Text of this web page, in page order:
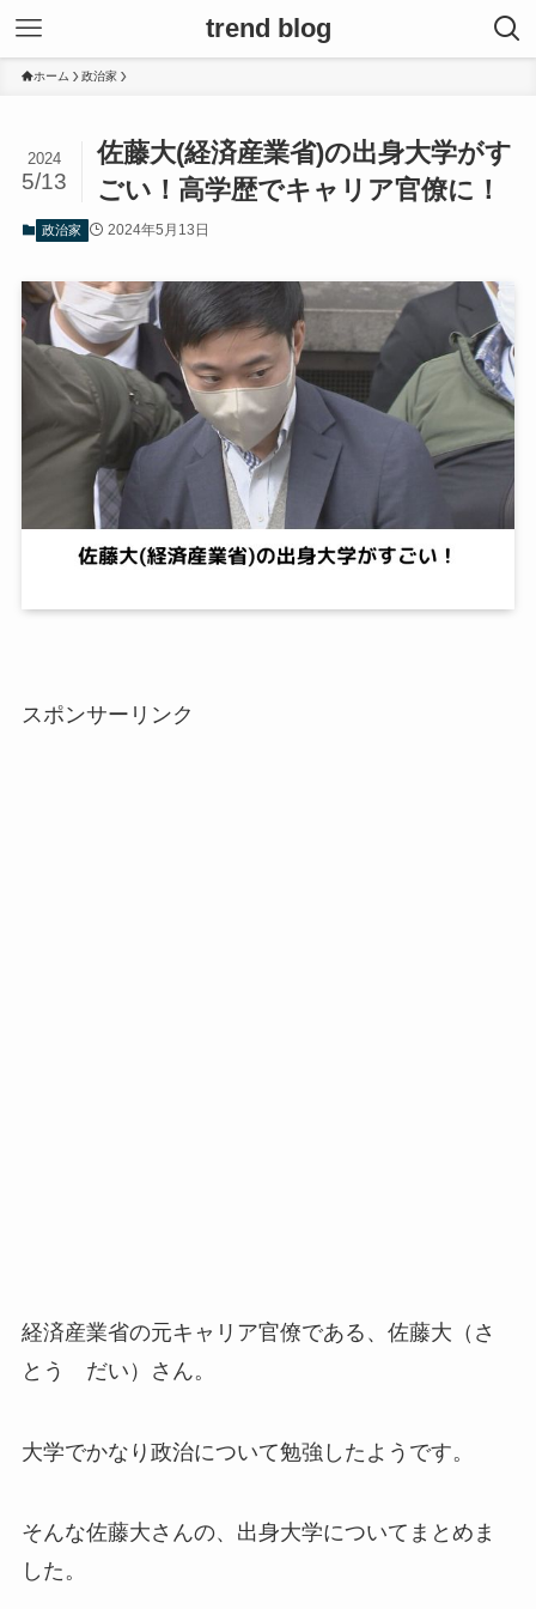
trend blog
ホーム 政治家
佐藤大(経済産業省)の出身大学がす
ごい！高学歴でキャリア官僚に！
2024
5/13
政治家 2024年5月13日
スポンサーリンク
経済産業省の元キャリア官僚である、佐藤大（さ
とう だい）さん。
大学でかなり政治について勉強したようです。
そんな佐藤大さんの、出身大学についてまとめま
した。